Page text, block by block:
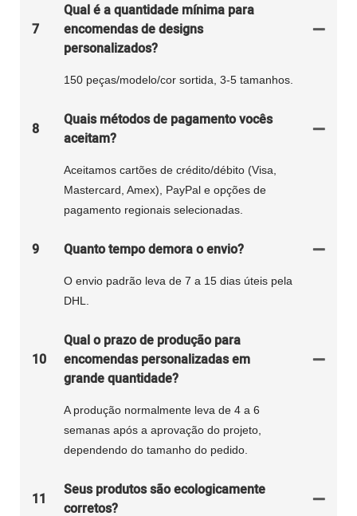
7
Qual é a quantidade mínima para
encomendas de designs
personalizados?
150 peças/modelo/cor sortida, 3-5 tamanhos.
8
Quais métodos de pagamento vocês
aceitam?
Aceitamos cartões de crédito/débito (Visa,
Mastercard, Amex), PayPal e opções de
pagamento regionais selecionadas.
9 Quanto tempo demora o envio?
O envio padrão leva de 7 a 15 dias úteis pela
DHL.
10
Qual o prazo de produção para
encomendas personalizadas em
grande quantidade?
A produção normalmente leva de 4 a 6
semanas após a aprovação do projeto,
dependendo do tamanho do pedido.
11
Seus produtos são ecologicamente
corretos?